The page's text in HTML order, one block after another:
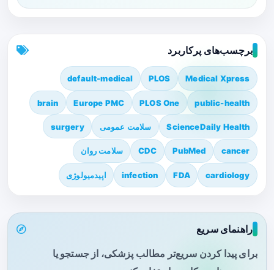
برچسب‌های پرکاربرد
Medical Xpress
PLOS
default-medical
public-health
PLOS One
Europe PMC
brain
ScienceDaily Health سلامت عمومی surgery
cancer
PubMed
CDC سلامت روان
cardiology
FDA
infection اپیدمیولوژی
راهنمای سریع
برای پیدا کردن سریع‌تر مطالب پزشکی، از جستجو یا